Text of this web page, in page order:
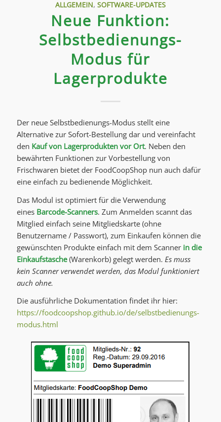
ALLGEMEIN, SOFTWARE-UPDATES
Neue Funktion:
Selbstbedienungs-
Modus für
Lagerprodukte
Der neue Selbstbedienungs-Modus stellt eine
Alternative zur Sofort-Bestellung dar und vereinfacht
den Kauf von Lagerprodukten vor Ort. Neben den
bewährten Funktionen zur Vorbestellung von
Frischwaren bietet der FoodCoopShop nun auch dafür
eine einfach zu bedienende Möglichkeit.
Das Modul ist optimiert für die Verwendung
eines Barcode-Scanners. Zum Anmelden scannt das
Mitglied einfach seine Mitgliedskarte (ohne
Benutzername / Passwort), zum Einkaufen können die
gewünschten Produkte einfach mit dem Scanner in die
Einkaufstasche(Warenkorb) gelegt werden. Es muss
kein Scanner verwendet werden, das Modul funktioniert
auch ohne.
Die ausführliche Dokumentation findet ihr hier:
https://foodcoopshop.github.io/de/selbstbedienungs-
modus.html